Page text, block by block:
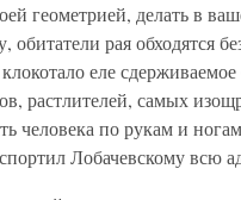
геометрией, делать в
рая обходятся
еле
растлителей, самых
человека по рукам и
Лобачевскому всю